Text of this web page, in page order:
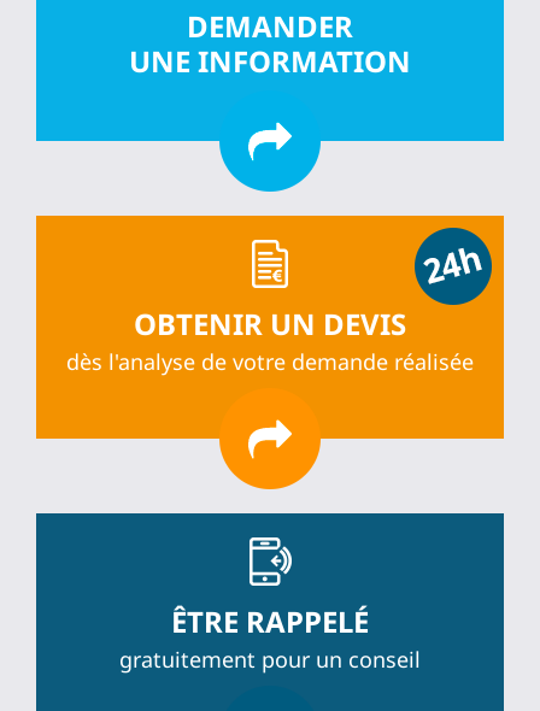
DEMANDER
UNE INFORMATION
OBTENIR UN DEVIS
dès l'analyse de votre demande réalisée
ÊTRE RAPPELÉ
gratuitement pour un conseil